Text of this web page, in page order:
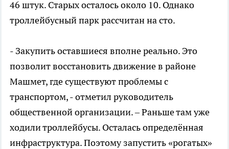
46 штук. Старых осталось около 10. Однако
троллейбусный парк рассчитан на сто.
- Закупить оставшиеся вполне реально. Это
позволит восстановить движение в районе
Машмет, где существуют проблемы с
транспортом, - отметил руководитель
общественной организации. – Раньше там уже
ходили троллейбусы. Осталась определённая
инфраструктура. Поэтому запустить «рогатых»